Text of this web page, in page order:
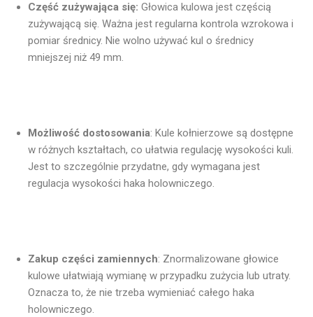
Część zużywająca się: Głowica kulowa jest częścią
zużywającą się. Ważna jest regularna kontrola wzrokowa i
pomiar średnicy. Nie wolno używać kul o średnicy
mniejszej niż 49 mm.
Możliwość dostosowania: Kule kołnierzowe są dostępne
w różnych kształtach, co ułatwia regulację wysokości kuli.
Jest to szczególnie przydatne, gdy wymagana jest
regulacja wysokości haka holowniczego.
Zakup części zamiennych: Znormalizowane głowice
kulowe ułatwiają wymianę w przypadku zużycia lub utraty.
Oznacza to, że nie trzeba wymieniać całego haka
holowniczego.